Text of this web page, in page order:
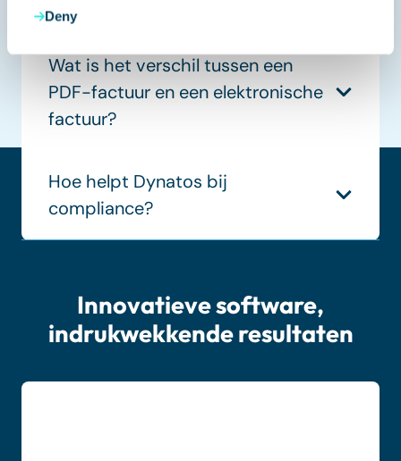
Deny
Wat is het verschil tussen een
PDF-factuur en een elektronische
factuur?
Hoe helpt Dynatos bij
compliance?
Innovatieve software,
indrukwekkende resultaten